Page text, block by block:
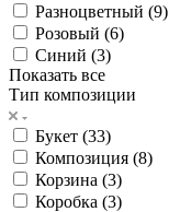
Разноцветный (9)
Розовый (6)
Синий (3)
Показать все
Тип композиции
Букет (33)
Композиция (8)
Корзина (3)
Коробка (3)